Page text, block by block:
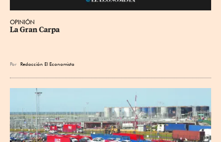
OPINIÓN
La Gran Carpa
Por Redacción El Economista